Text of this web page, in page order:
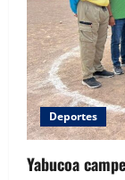
Deportes
Yabucoa